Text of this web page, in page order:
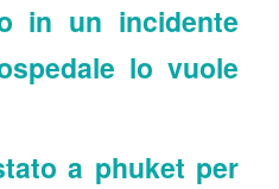
in un incidente
lo vuole
a phuket per